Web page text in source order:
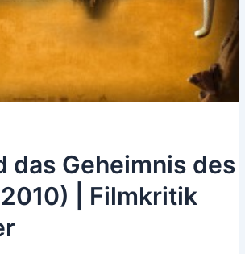
das Geheimnis des
| Filmkritik